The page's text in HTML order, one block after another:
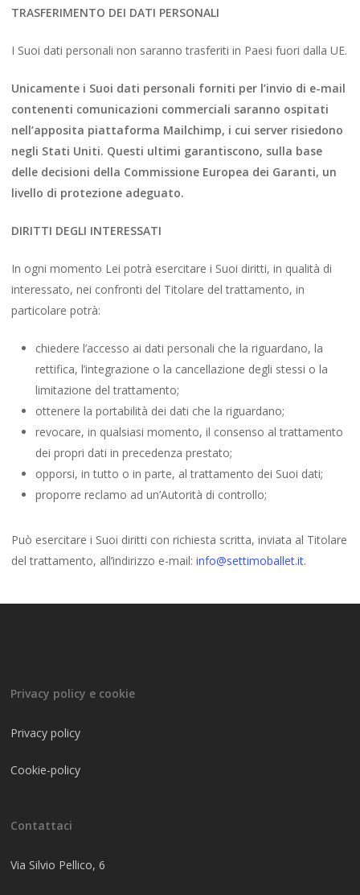
TRASFERIMENTO DEI DATI PERSONALI
I Suoi dati personali non saranno trasferiti in Paesi fuori dalla UE.
Unicamente i Suoi dati personali forniti per l’invio di e-mail
contenenti comunicazioni commerciali saranno ospitati
nell’apposita piattaforma Mailchimp, i cui server risiedono
negli Stati Uniti. Questi ultimi garantiscono, sulla base
delle decisioni della Commissione Europea dei Garanti, un
livello di protezione adeguato.
DIRITTI DEGLI INTERESSATI
In ogni momento Lei potrà esercitare i Suoi diritti, in qualità di
interessato, nei confronti del Titolare del trattamento, in
particolare potrà:
chiedere l’accesso ai dati personali che la riguardano, la
rettifica, l’integrazione o la cancellazione degli stessi o la
limitazione del trattamento;
ottenere la portabilità dei dati che la riguardano;
revocare, in qualsiasi momento, il consenso al trattamento
dei propri dati in precedenza prestato;
opporsi, in tutto o in parte, al trattamento dei Suoi dati;
proporre reclamo ad un’Autorità di controllo;
Può esercitare i Suoi diritti con richiesta scritta, inviata al Titolare
del trattamento, all’indirizzo e-mail: info@settimoballet.it.
Privacy policy e cookie
Privacy policy
Cookie-policy
Contattaci
Via Silvio Pellico, 6